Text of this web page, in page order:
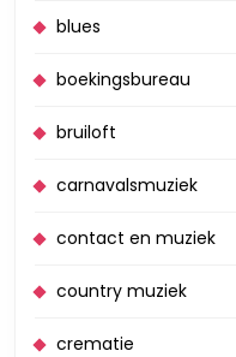
blues
boekingsbureau
bruiloft
carnavalsmuziek
contact en muziek
country muziek
crematie